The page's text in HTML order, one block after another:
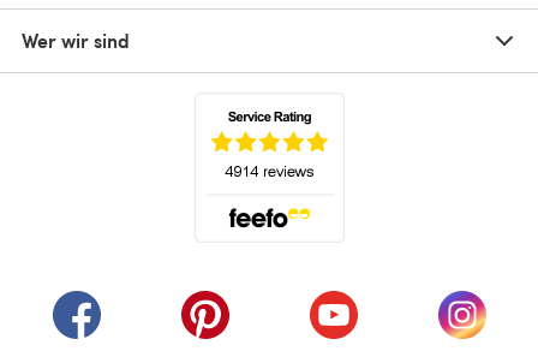
Wer wir sind
(öffnet sich in einem neuen Tab)
(öffnet sich in einem neuen Tab)
(öffnet sich in einem
(öffnet